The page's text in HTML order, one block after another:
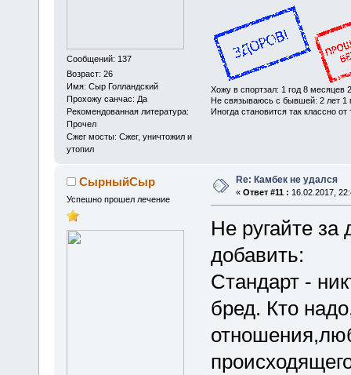
Сообщений: 137
Возраст: 26
Имя: Сыр Голландский
Прохожу санчас: Да
Рекомендованная литература:
Прочел
Сжег мосты: Сжег, уничтожил и
утопил
Хожу в спортзал: 1 год 8 месяцев
Не связываюсь с бывшей: 2 лет 1
Иногда становится так классно
СырныйСыр
Успешно прошел лечение
Re: Камбек не удался
« Ответ #11 : 16.02.2017,
Не ругайте за
добавить:
Стандарт -
бред. Кто